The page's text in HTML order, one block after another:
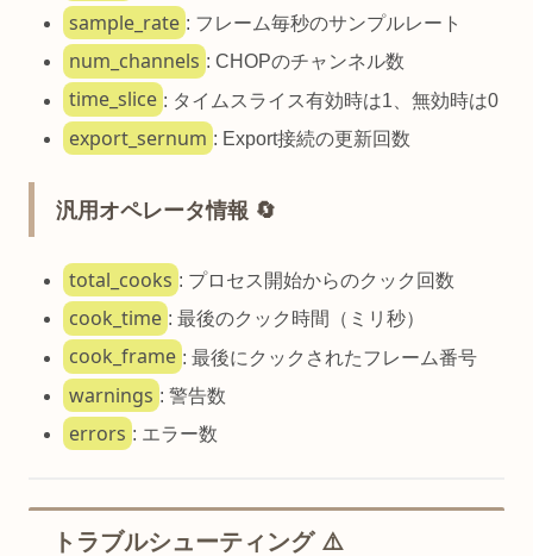
sample_rate : フレーム毎秒のサンプルレート
num_channels : CHOPのチャンネル数
time_slice : タイムスライス有効時は1、無効時は0
export_sernum : Export接続の更新回数
汎用オペレータ情報 🔄
total_cooks : プロセス開始からのクック回数
cook_time : 最後のクック時間（ミリ秒）
cook_frame : 最後にクックされたフレーム番号
warnings : 警告数
errors : エラー数
トラブルシューティング ⚠️